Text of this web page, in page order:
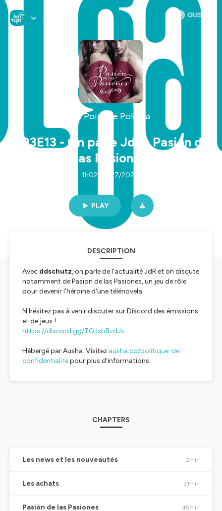
Le Point de Polgara
S03E13 - On parle JdR : Pasion de
las Pasiones
1h02 | 11/27/2025
PLAY
DESCRIPTION
Avec ddschutz, on parle de l'actualité JdR et on discute
notamment dePasion de las Pasiones, un jeu de rôle
pour devenir l'héroïne d'une télénovela.
N'hésitez pas à venir discuter sur Discord des émissions
et de jeux !
https://discord.gg/TQJsbBzdJx
Hébergé par Ausha. Visitez ausha.co/politique-de-
confidentialitepour plus d'informations.
CHAPTERS
Les news et les nouveautés 2min
Les achats 31min
Pasión de las Pasiones 45min